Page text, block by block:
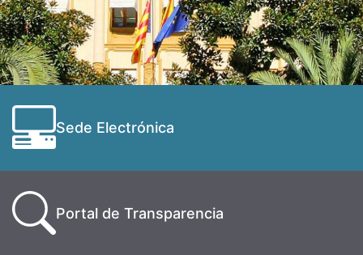
Sede Electrónica
Portal de Transparencia